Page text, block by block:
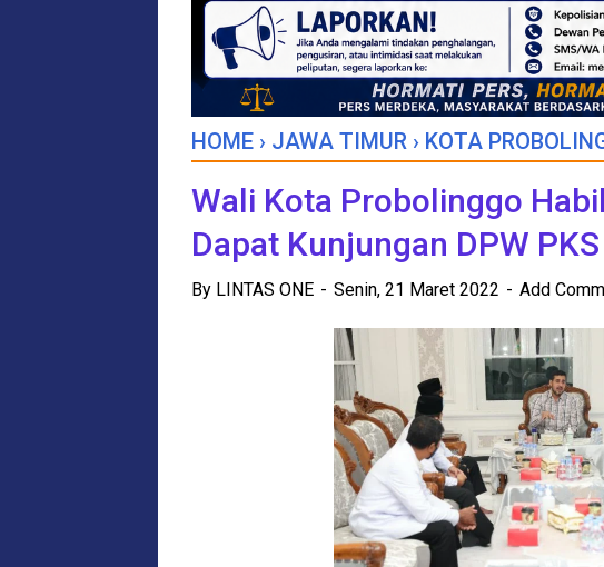
HOME › JAWA TIMUR › KOTA
Wali Kota Probolinggo
Dapat Kunjungan DPW
By LINTAS ONE Senin, 21 Maret 2022 Add